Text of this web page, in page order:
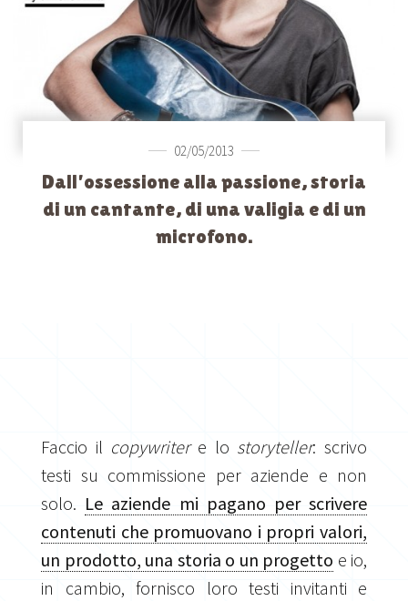
02/05/2013
Dall’ossessione alla passione, storia
di un cantante, di una valigia e di un
microfono.
Faccio il copywritere lo storyteller: scrivo
testi su commissione per aziende e non
solo. Le aziende mi pagano per scrivere
contenuti che promuovano i propri valori,
un prodotto, una storia o un progetto e io,
in cambio, fornisco loro testi invitanti e